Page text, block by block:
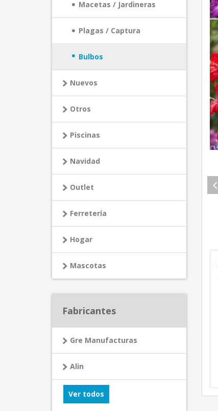
Macetas / Jardineras
Plagas / Captura
Bulbos
Nuevos
Otros
Piscinas
Navidad
Outlet
Ferretería
Hogar
Mascotas
Fabricantes
Gre Manufacturas
Alin
Ver todos